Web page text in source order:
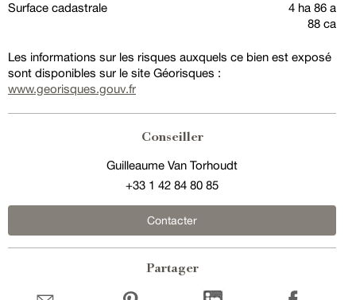
Surface cadastrale
4 ha 86 a
88 ca
Les informations sur les risques auxquels ce bien est exposé
sont disponibles sur le site Géorisques :
www.georisques.gouv.fr
Conseiller
Guilleaume Van Torhoudt
+33 1 42 84 80 85
Contacter
Partager